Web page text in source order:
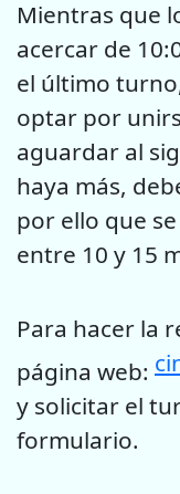
Mientras que
acercar de
el último
optar por
aguardar al
haya más,
por ello que
entre 10 y 15
Para hacer la
página web:
y solicitar el
formulario.